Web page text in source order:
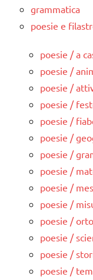
grammatica
poesie e
poesie / a
poesie /
poesie /
poesie /
poesie /
poesie /
poesie /
poesie /
poesie /
poesie /
poesie /
poesie /
poesie /
poesie /